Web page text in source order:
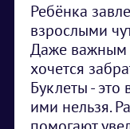
Ребёнка
взрослыми
Даже важным
хочется
Буклеты - это
ими нельзя.